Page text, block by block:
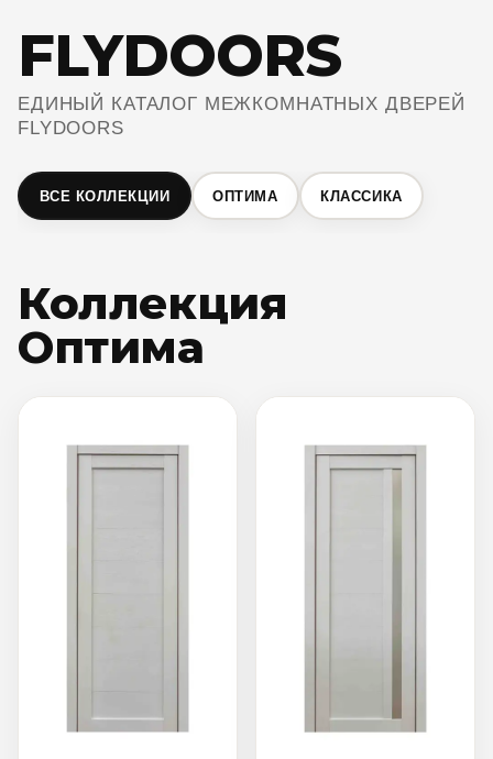
FLYDOORS
ЕДИНЫЙ КАТАЛОГ МЕЖКОМНАТНЫХ ДВЕРЕЙ
FLYDOORS
ВСЕ КОЛЛЕКЦИИ ОПТИМА КЛАССИКА
Коллекция
Оптима